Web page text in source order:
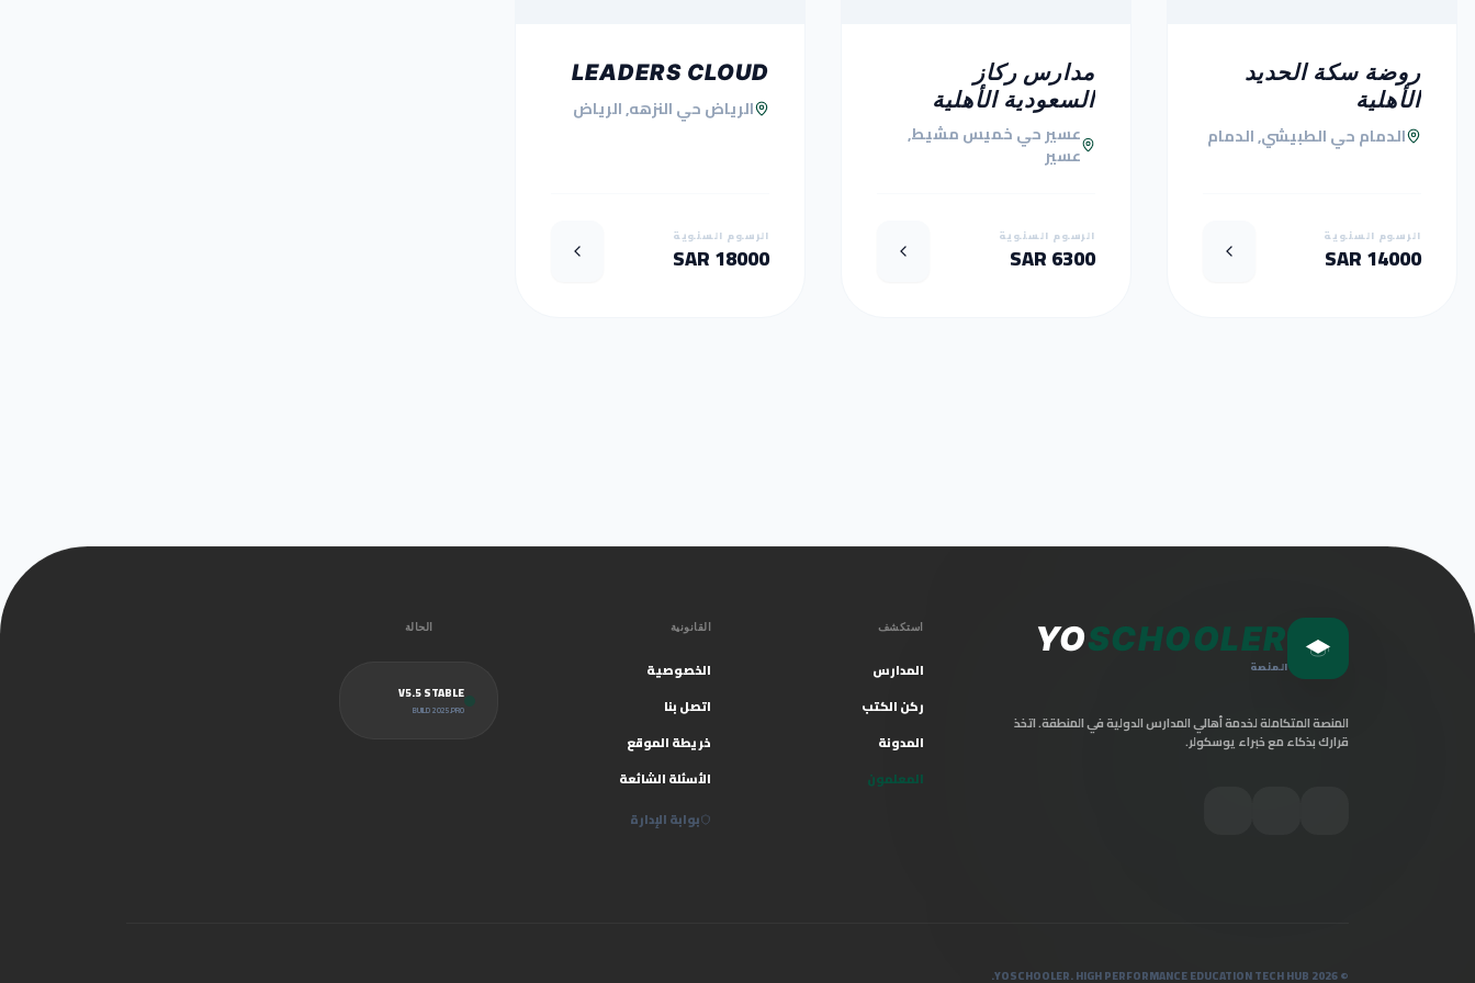
روضة سكة الحديد
الأهلية
الدمام حي الطبيشي, الدمام
الرسوم السنوية
14000 SAR
مدارس ركاز
السعودية الأهلية
عسير حي خميس مشيط,
عسير
الرسوم السنوية
6300 SAR
LEADERS CLOUD
الرياض حي النزهه, الرياض
الرسوم السنوية
18000 SAR
YOSCHOOLER
المنصة
المنصة المتكاملة لخدمة أهالي المدارس الدولية في المنطقة. اتخذ
قرارك بذكاء مع خبراء يوسكولر.
استكشف
المدارس
ركن الكتب
المدونة
المعلمون
القانونية
الخصوصية
اتصل بنا
خريطة الموقع
الأسئلة الشائعة
بوابة الإدارة
الحالة
V5.5 STABLE
BUILD 2025.PRO
© 2026 YOSCHOOLER. HIGH PERFORMANCE EDUCATION TECH HUB.